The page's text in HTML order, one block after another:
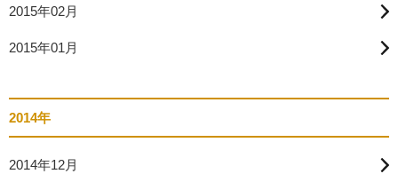
2015年02月
2015年01月
2014年
2014年12月